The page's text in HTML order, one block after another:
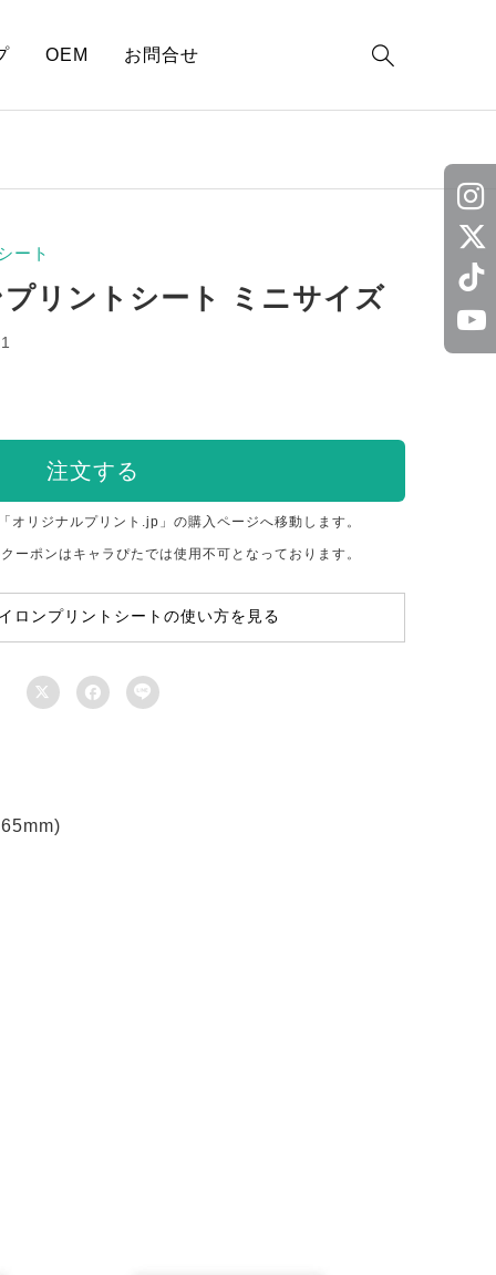
OEM お問合せ 
ート
プリントシート ミニサイズ
注文する
オリジナルプリント.jp」の購入ページへ移動します。
ーポンはキャラぴたでは使用不可となっております。
ロンプリントシートの使い方を見る
  